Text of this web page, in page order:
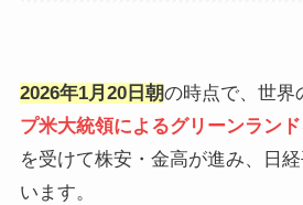
2026年1月20日朝の時点で、世界
プ米大統領によるグリーンラン
を受けて株安・金高が進み、日
います。